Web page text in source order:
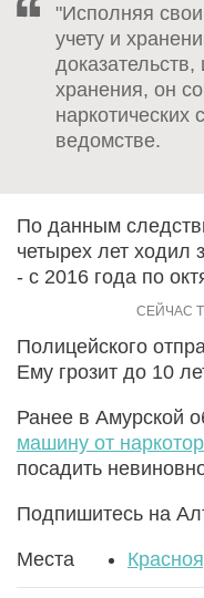
"Исполняя
учету и
хранения, он
наркотических
ведомстве.
По данным
четырех лет ходил
- с 2016 года по
Полицейского
Ему грозит до 10
Ранее в Амурской
машину от
посадить
Подпишитесь на
Места